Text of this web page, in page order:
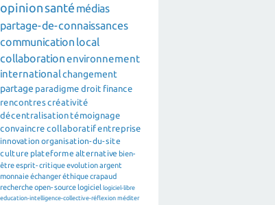
opinion santé médias
partage-de-connaissances
communication local
collaborationenvironnement
internationalchangement
partage paradigme droit finance
rencontrescréativité
décentralisation témoignage
convaincre collaboratifentreprise
innovation organisation-du-site
culture plateforme alternative bien-
êtreesprit-critiqueevolutionargent
monnaieéchangeréthiquecrapaud
rechercheopen-source logiciel logiciel-libre
education-intelligence-collective-réflexion méditer